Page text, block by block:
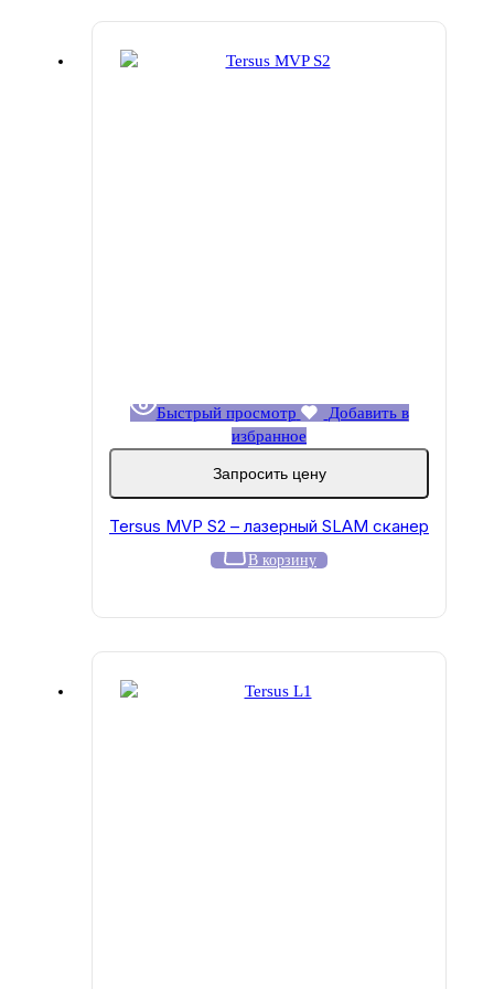
Быстрый просмотр
Добавить в
избранное
Запросить цену
Tersus MVP S2 – лазерный SLAM сканер
В корзину